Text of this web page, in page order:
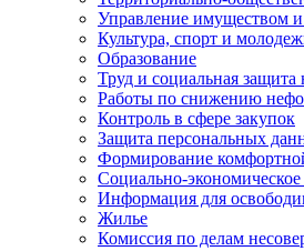
Управление имуществом и
Культура, спорт и
Образование
Труд и социальная защита
Работы по снижению
Контроль в сфере закупок
Защита персональных
Формирование
Социально-экономическое
Информация для
Жилье
Комиссия по делам